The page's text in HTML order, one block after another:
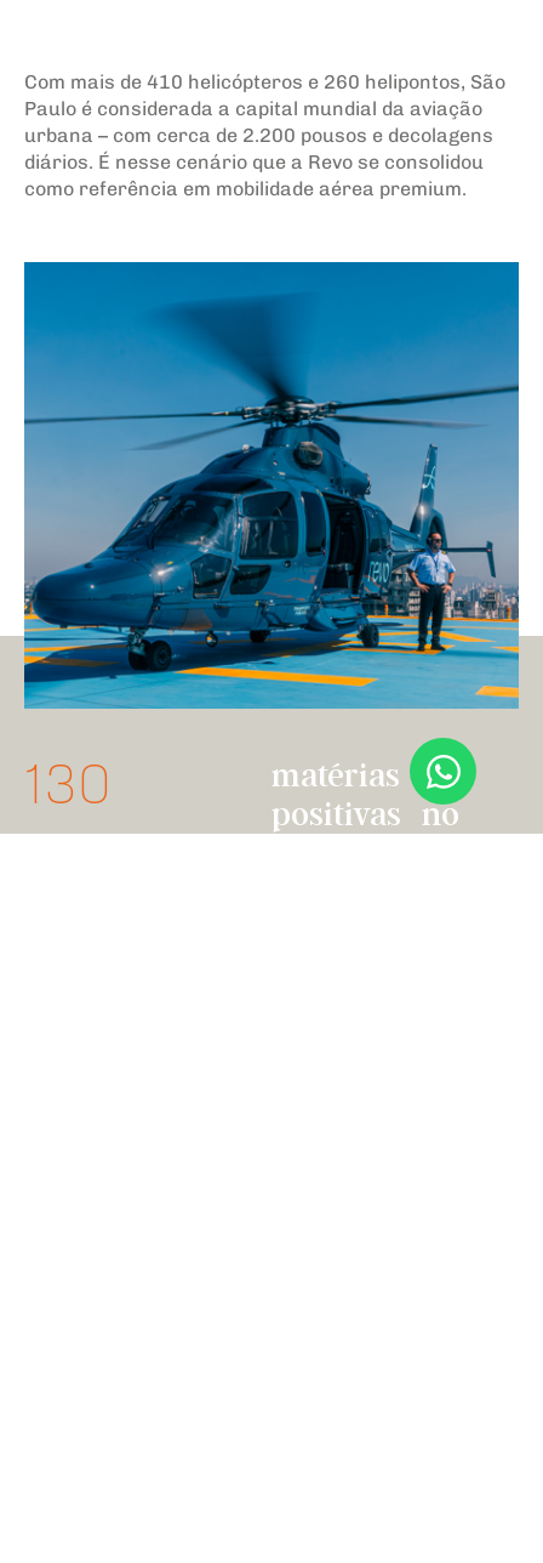
Com mais de 410 helicópteros e 260 helipontos, São
Paulo é considerada a capital mundial da aviação
urbana – com cerca de 2.200 pousos e decolagens
diários. É nesse cenário que a Revo se consolidou
como referência em mobilidade aérea premium.
130
matérias
positivas no